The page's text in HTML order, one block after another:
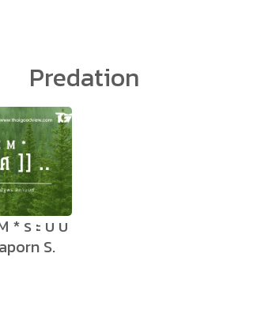
Predation
* ร ะ บ บ
S.